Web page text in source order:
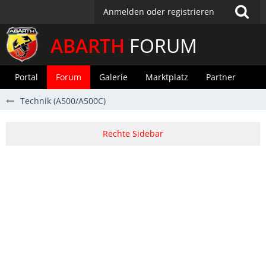
Anmelden oder registrieren
ABARTH FORUM
Portal Forum Galerie Marktplatz Partner
Technik (A500/A500C)